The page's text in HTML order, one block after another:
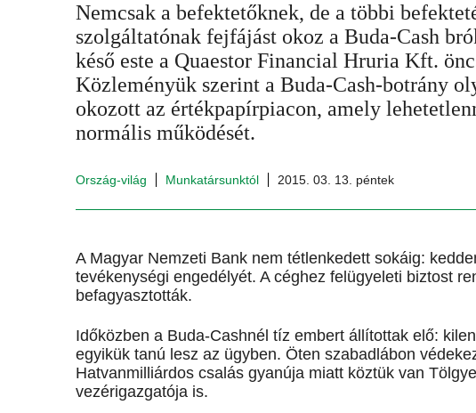
Nemcsak a befektetőknek, de a többi
szolgáltatónak fejfájást okoz a Buda-Cash
késő este a Quaestor Financial Hruria Kft.
Közleményük szerint a Buda-Cash-botrány
okozott az értékpapírpiacon, amely
normális működését.
Ország-világ Munkatársunktól 2015. 03. 13. péntek
A Magyar Nemzeti Bank nem tétlenkedett sokáig:
tevékenységi engedélyét. A céghez felügyeleti biztost
befagyasztották.
Időközben a Buda-Cashnél tíz embert állítottak elő:
egyikük tanú lesz az ügyben. Öten szabadlábon
Hatvanmilliárdos csalás gyanúja miatt köztük van
vezérigazgatója is.